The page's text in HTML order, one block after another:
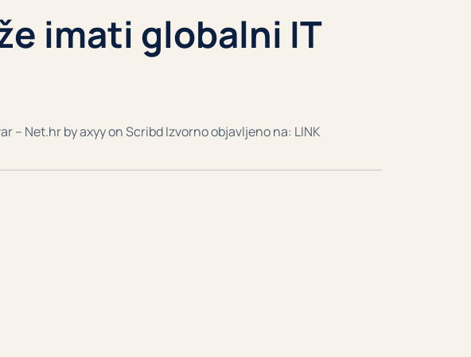
imati globalni IT
– Net.hr by axyy on Scribd Izvorno objavljeno na: LINK